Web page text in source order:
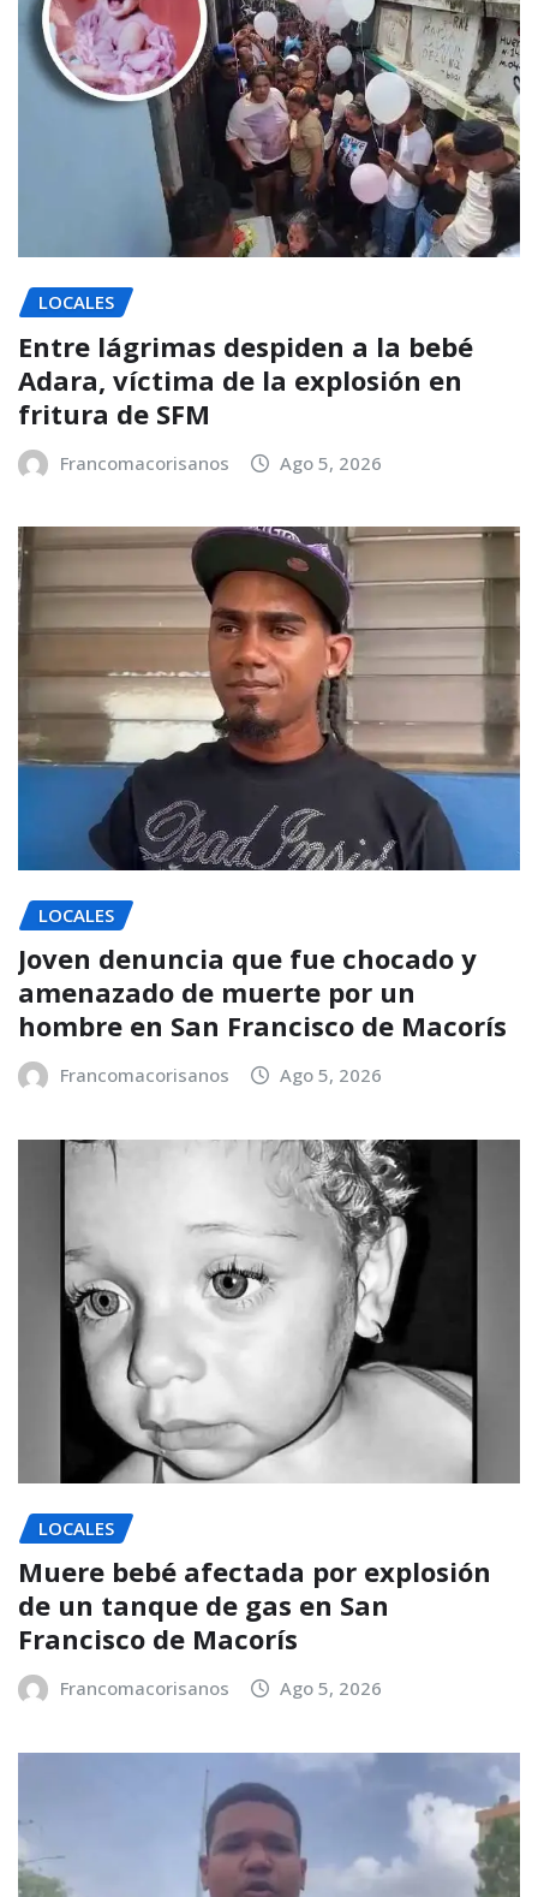
LOCALES
Entre lágrimas despiden a la bebé
Adara, víctima de la explosión en
fritura de SFM
Francomacorisanos Ago 5, 2026
LOCALES
Joven denuncia que fue chocado y
amenazado de muerte por un
hombre en San Francisco de Macorís
Francomacorisanos Ago 5, 2026
LOCALES
Muere bebé afectada por explosión
de un tanque de gas en San
Francisco de Macorís
Francomacorisanos Ago 5, 2026